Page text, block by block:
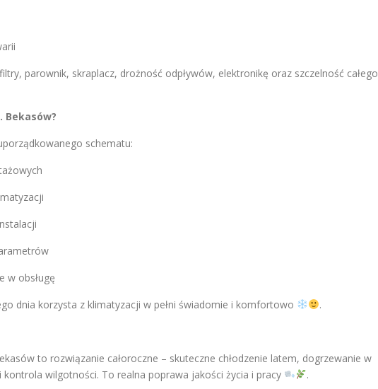
parownik, skraplacz, drożność odpływów, elektronikę oraz szczelność całego
Bekasów?
schematu:
w obsługę
dnia korzysta z klimatyzacji w pełni świadomie i komfortowo
.
to rozwiązanie całoroczne – skuteczne chłodzenie latem, dogrzewanie w
wilgotności. To realna poprawa jakości życia i pracy
.